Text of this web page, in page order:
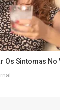
Os Sintomas No